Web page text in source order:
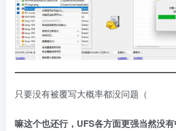
只要没有被覆写大概率都没问题（
嘛这个也还行，UFS各方面更强当然没